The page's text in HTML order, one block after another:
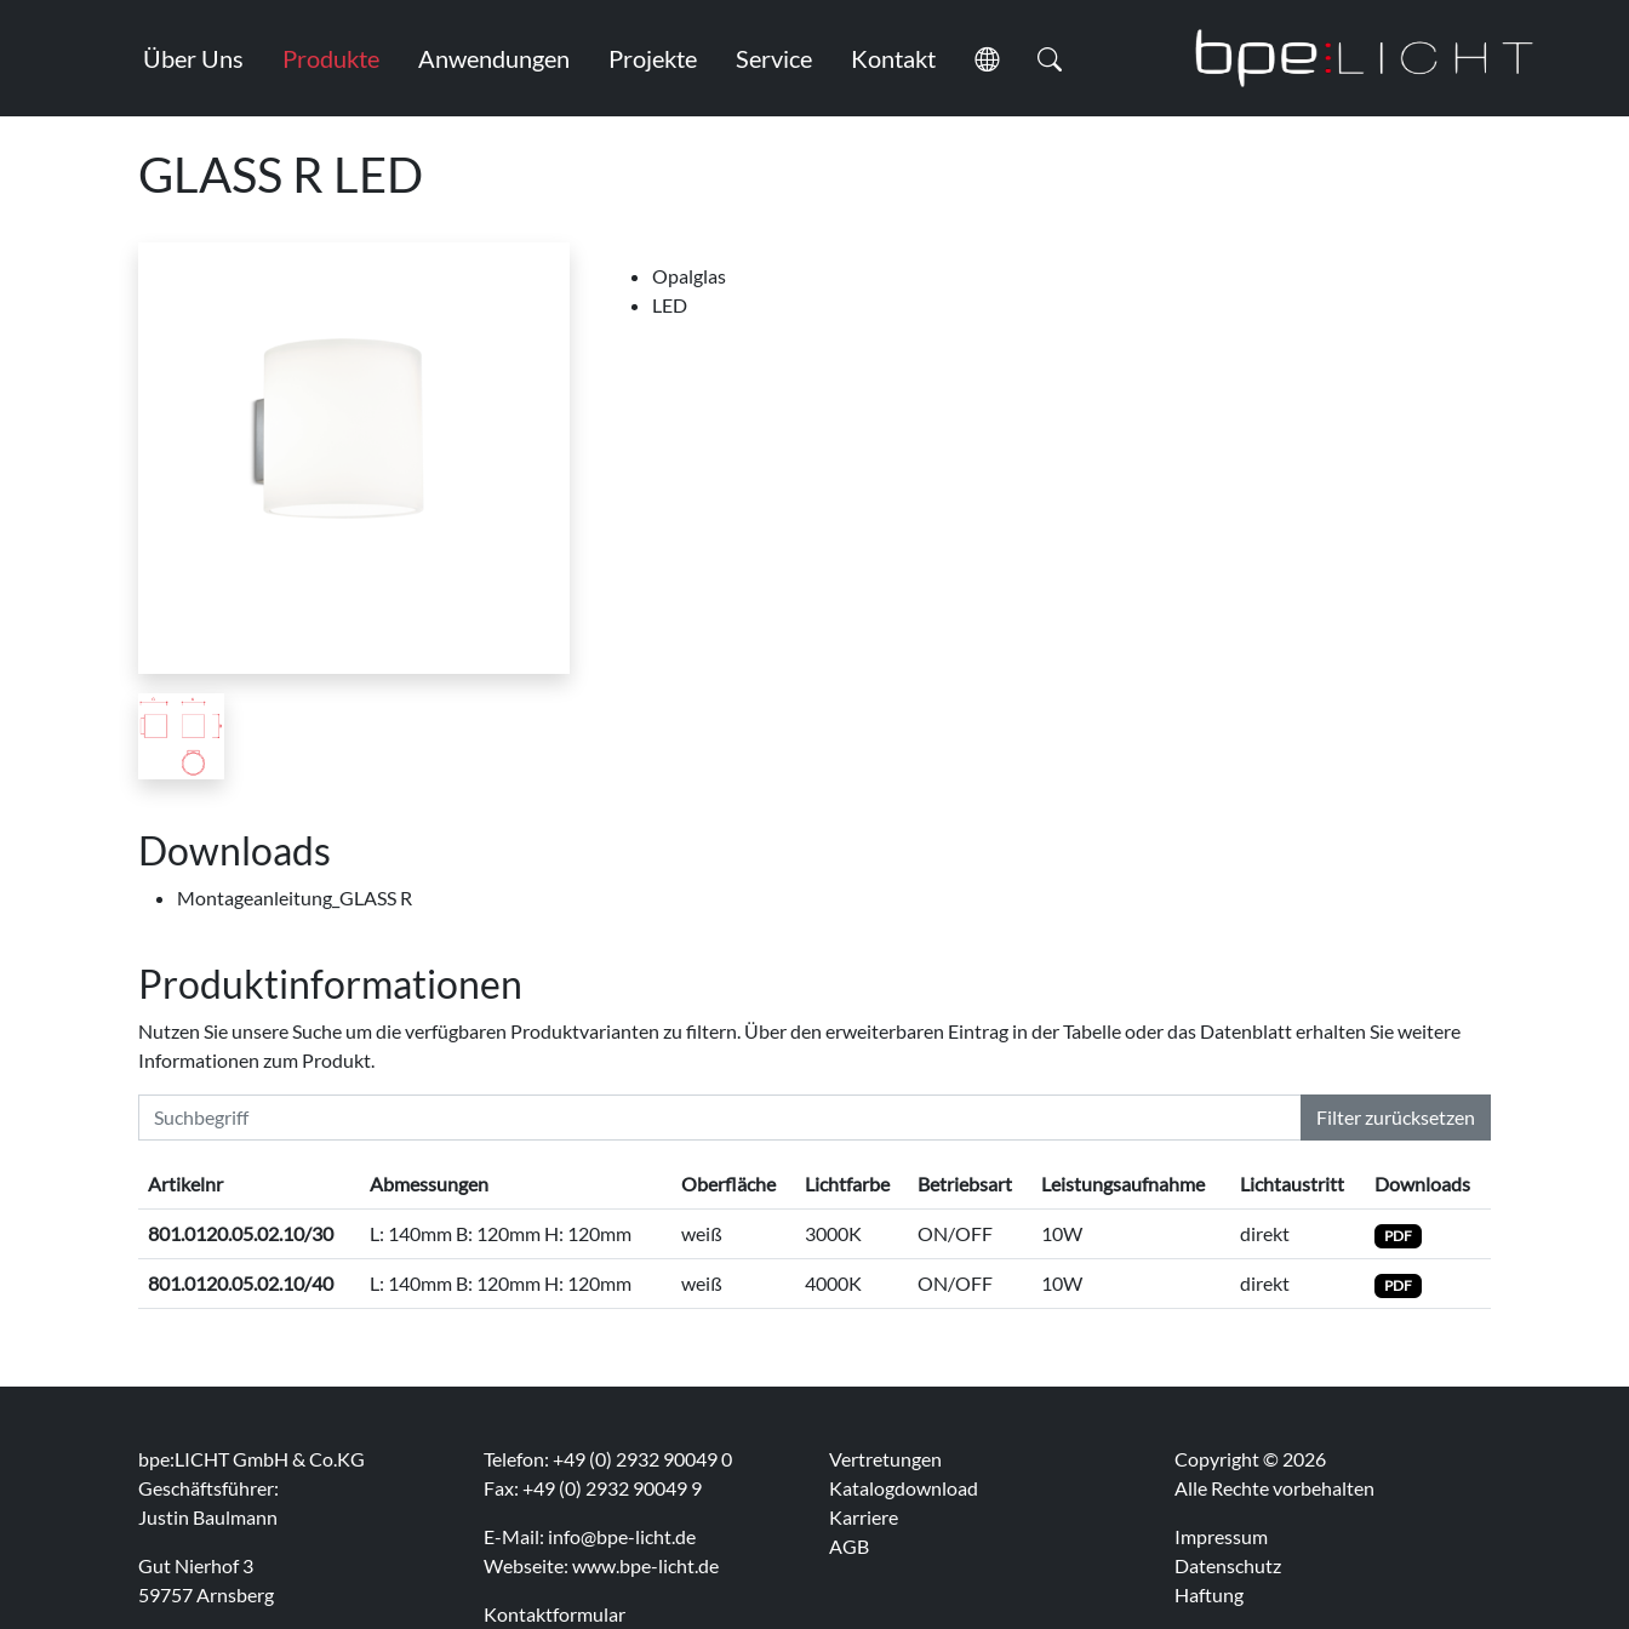
Über Uns Produkte Anwendungen Projekte Service Kontakt
GLASS R LED
Opalglas
LED
Downloads
Montageanleitung_GLASS R
Produktinformationen
Nutzen Sie unsere Suche um die verfügbaren Produktvarianten zu filtern. Über den erweiterbaren Eintrag in der Tabelle oder das Datenblatt erhalten Sie weitere
Informationen zum Produkt.
Filter zurücksetzen
Artikelnr Abmessungen Oberfläche Lichtfarbe Betriebsart Leistungsaufnahme Lichtaustritt Downloads
801.0120.05.02.10/30 L: 140mm B: 120mm H: 120mm weiß 3000K ON/OFF 10W direkt PDF
801.0120.05.02.10/40 L: 140mm B: 120mm H: 120mm weiß 4000K ON/OFF 10W direkt PDF
bpe:LICHT GmbH & Co.KG
Geschäftsführer:
Justin Baulmann
Gut Nierhof 3
59757 Arnsberg
Telefon: +49 (0) 2932 90049 0
Fax: +49 (0) 2932 90049 9
E-Mail: info@bpe-licht.de
Webseite: www.bpe-licht.de
Kontaktformular
Vertretungen
Katalogdownload
Karriere
AGB
Copyright © 2026
Alle Rechte vorbehalten
Impressum
Datenschutz
Haftung